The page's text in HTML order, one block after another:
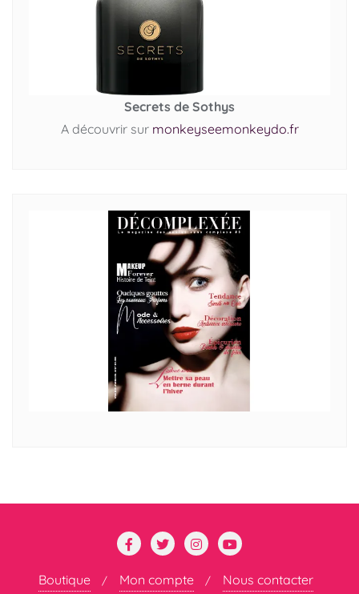
Secrets de Sothys
A découvrir sur monkeyseemonkeydo.fr
Boutique Mon compte Nous contacter